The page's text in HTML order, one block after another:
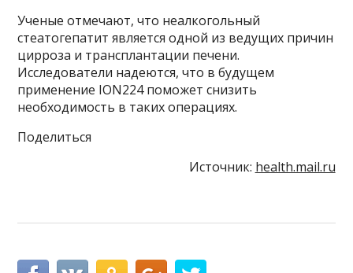
Ученые отмечают, что неалкогольный
стеатогепатит является одной из ведущих причин
цирроза и трансплантации печени.
Исследователи надеются, что в будущем
применение ION224 поможет снизить
необходимость в таких операциях.
Поделиться
Источник: health.mail.ru